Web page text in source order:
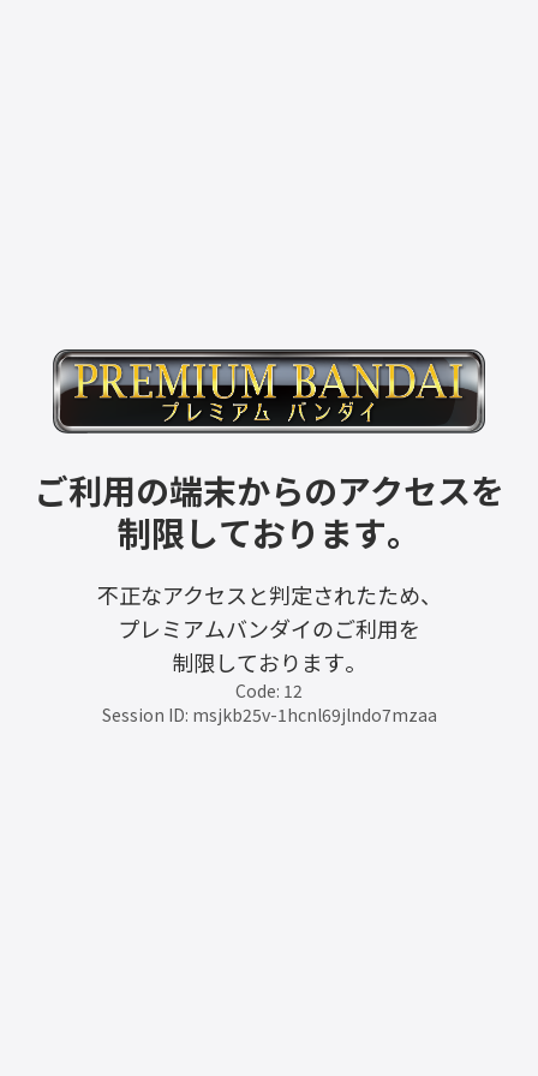
ご利用の端末からのアクセスを
制限しております。
不正なアクセスと判定されたため、
プレミアムバンダイのご利用を
制限しております。
Code: 12
Session ID: msjkb25v-1hcnl69jlndo7mzaa